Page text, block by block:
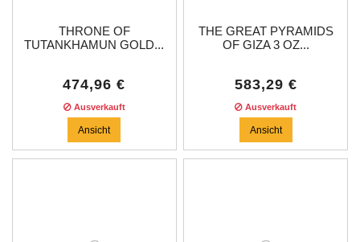
THRONE OF
TUTANKHAMUN GOLD...
474,96 €
Ausverkauft
Ansicht
THE GREAT PYRAMIDS
OF GIZA 3 OZ...
583,29 €
Ausverkauft
Ansicht